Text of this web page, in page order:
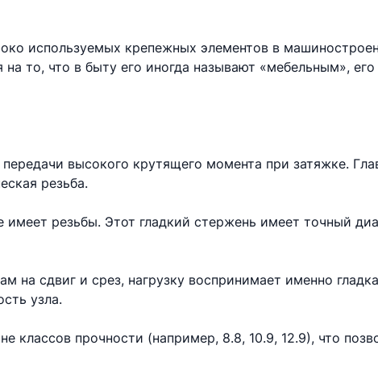
используемых крепежных элементов в
то, что в быту его иногда называют «мебельным»,
высокого крутящего момента при затяжке.
резьба.
имеет резьбы. Этот гладкий стержень имеет точный
сдвиг и срез, нагрузку воспринимает именно
узла.
классов прочности (например, 8.8, 10.9, 12.9), что